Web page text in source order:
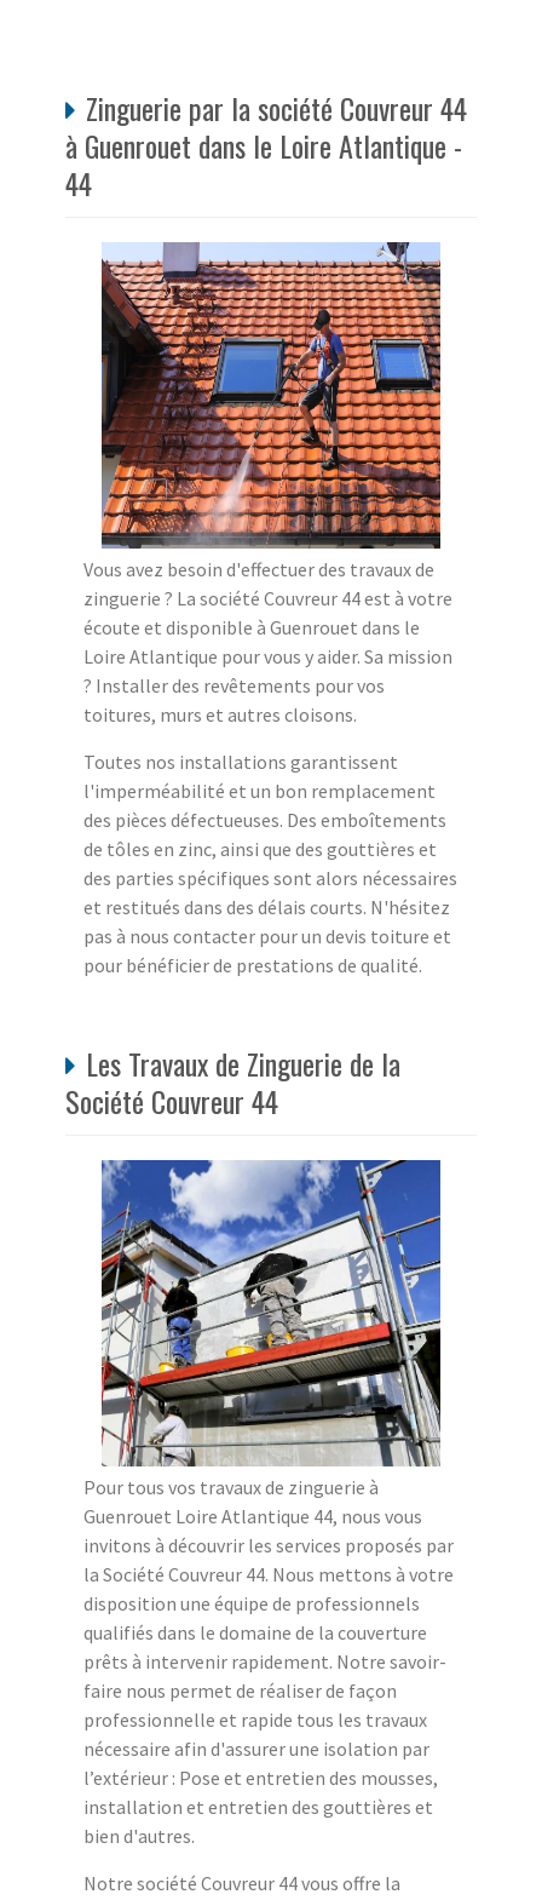
Zinguerie par la société Couvreur 44
à Guenrouet dans le Loire Atlantique -
44
Vous avez besoin d'effectuer des travaux de
zinguerie ? La société Couvreur 44 est à votre
écoute et disponible à Guenrouet dans le
Loire Atlantique pour vous y aider. Sa mission
? Installer des revêtements pour vos
toitures, murs et autres cloisons.
Toutes nos installations garantissent
l'imperméabilité et un bon remplacement
des pièces défectueuses. Des emboîtements
de tôles en zinc, ainsi que des gouttières et
des parties spécifiques sont alors nécessaires
et restitués dans des délais courts. N'hésitez
pas à nous contacter pour un devis toiture et
pour bénéficier de prestations de qualité.
Les Travaux de Zinguerie de la
Société Couvreur 44
Pour tous vos travaux de zinguerie à
Guenrouet Loire Atlantique 44, nous vous
invitons à découvrir les services proposés par
la Société Couvreur 44. Nous mettons à votre
disposition une équipe de professionnels
qualifiés dans le domaine de la couverture
prêts à intervenir rapidement. Notre savoir-
faire nous permet de réaliser de façon
professionnelle et rapide tous les travaux
nécessaire afin d'assurer une isolation par
l’extérieur : Pose et entretien des mousses,
installation et entretien des gouttières et
bien d'autres.
Notre société Couvreur 44 vous offre la